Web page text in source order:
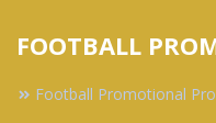
FOOTBALL
Football Promotional